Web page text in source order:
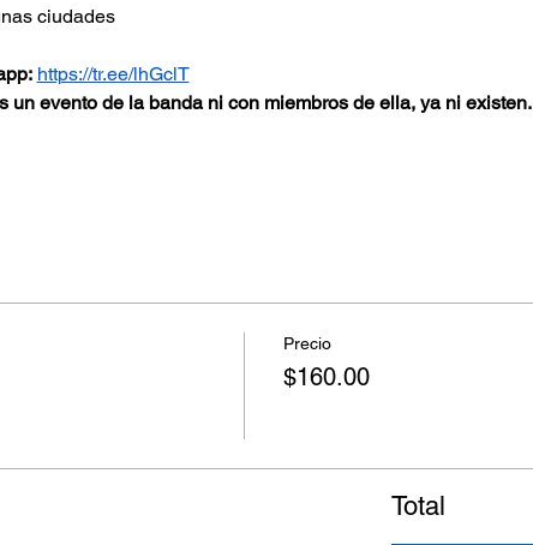
ciudades
https://tr.ee/lhGclT
un evento de la banda ni con miembros de ella, ya ni existen.
Precio
$160.00
Total